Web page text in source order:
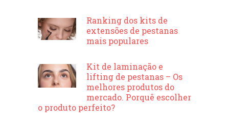
Ranking dos kits de
extensões de pestanas
mais populares
Kit de laminação e
lifting de pestanas – Os
melhores produtos do
mercado. Porquê escolher
o produto perfeito?